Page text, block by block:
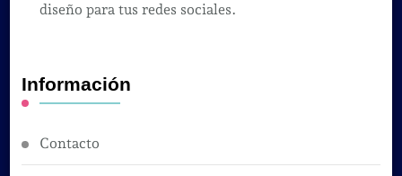
diseño para tus redes sociales.
Información
Contacto